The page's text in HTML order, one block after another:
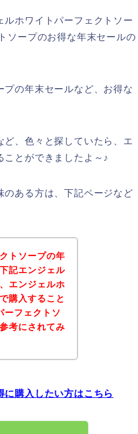
ルホワイトパーフェクトソー
ソープのお得な年末セールの
の年末セールなど、お得な
、色々と探していたら、エ
ことができましたよ～♪
のある方は、下記ページなど
トソープの年
記エンジェル
エンジェルホ
購入すること
ーフェクトソ
考にされてみ
購入したい方はこちら